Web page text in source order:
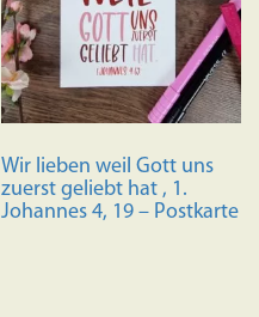
Wir lieben weil Gott uns
zuerst geliebt hat , 1.
Johannes 4, 19 – Postkarte